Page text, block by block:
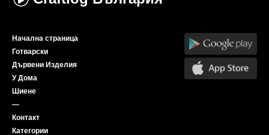
Начална страница
Готварски
Дървени Изделия
У Дома
Шиене
—
Контакт
Категории